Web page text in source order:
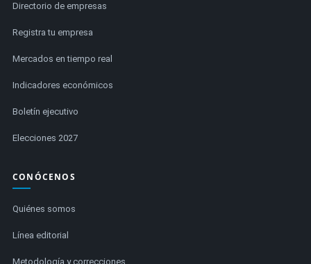
Directorio de empresas
Registra tu empresa
Mercados en tiempo real
Indicadores económicos
Boletín ejecutivo
Elecciones 2027
CONÓCENOS
Quiénes somos
Línea editorial
Metodología y correcciones